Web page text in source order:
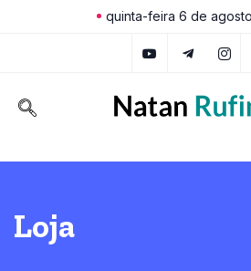
quinta-feira 6 de
Loja